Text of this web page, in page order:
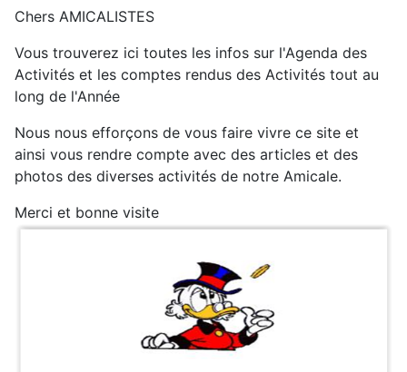
Chers AMICALISTES
Vous trouverez ici toutes les infos sur l'Agenda des
Activités et les comptes rendus des Activités tout au
long de l'Année
Nous nous efforçons de vous faire vivre ce site et
ainsi vous rendre compte avec des articles et des
photos des diverses activités de notre Amicale.
Merci et bonne visite